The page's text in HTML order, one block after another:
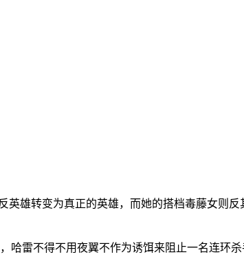
雄转变为真正的英雄，而她的搭档毒藤女则反
哈雷不得不用夜翼不作为诱饵来阻止一名连环杀